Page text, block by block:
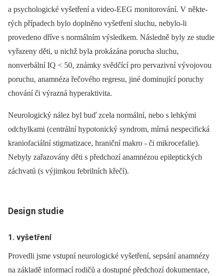
a psychologické vyšetření a video‑EEG monitorování. V ně­kte­
rých případech bylo doplněno vyšetření sluchu, nebylo‑li
provedeno dříve s normálním výsledkem. Následně byly ze studie
vyřazeny děti, u nichž byla prokázána porucha sluchu,
nonverbální IQ < 50, známky svědčící pro pervazivní vývojovou
poruchu, anamnéza řečového regresu, jiné dominující poruchy
chování či výrazná hyperaktivita.
Neurologický nález byl buď zcela normální, nebo s lehkými
odchylkami (centrální hypotonický syndrom, mírná nespecifická
kraniofaciální stigmatizace, hraniční makro ‑⁠ či mikrocefalie).
Nebyly zařazovány děti s předchozí anamnézou epileptických
záchvatů (s výjimkou febrilních křečí).
Design studie
1. vyšetření
Provedli jsme vstupní neurologické vyšetření, sepsání anamnézy
na základě informací rodičů a dostupné předchozí dokumentace,